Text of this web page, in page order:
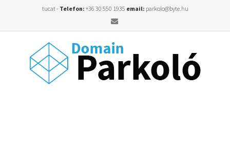
tucat - Telefon: +36 30 550 1935 email: parkolo@byte.hu
Email